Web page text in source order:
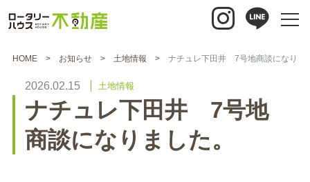
HOME お知らせ 土地情報 ナチュレ下田井 7号地商談になりま
2026.02.15 土地情報
ナチュレ下田井 7号地
商談になりました。